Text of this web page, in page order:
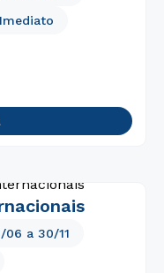
06 a 30/11